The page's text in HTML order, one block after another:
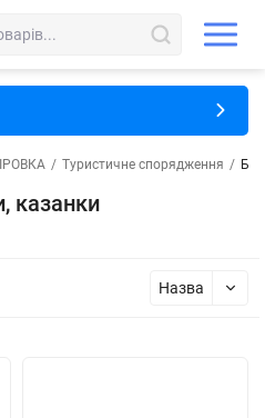
/ Туристичне спорядження /
казанки
Назва